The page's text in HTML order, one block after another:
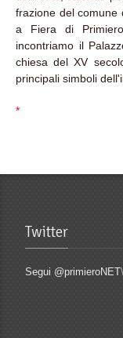
frazione del comune
a Fiera di
incontriamo il
chiesa del XV
principali simboli
*
Twitter
Segui @primieroNET\